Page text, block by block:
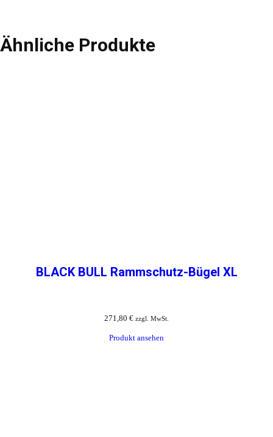
Ähnliche Produkte
BLACK BULL Rammschutz-Bügel XL
271,80 € zzgl. MwSt.
Produkt ansehen